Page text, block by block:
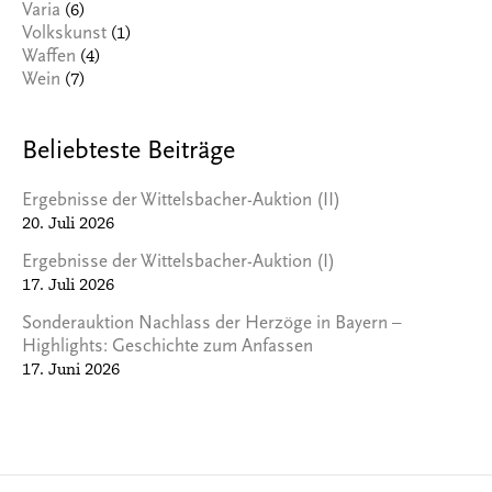
Varia (6)
Volkskunst (1)
Waffen (4)
Wein (7)
Beliebteste Beiträge
Ergebnisse der Wittelsbacher-Auktion (II)
20. Juli 2026
Ergebnisse der Wittelsbacher-Auktion (I)
17. Juli 2026
Sonderauktion Nachlass der Herzöge in Bayern –
Highlights: Geschichte zum Anfassen
17. Juni 2026